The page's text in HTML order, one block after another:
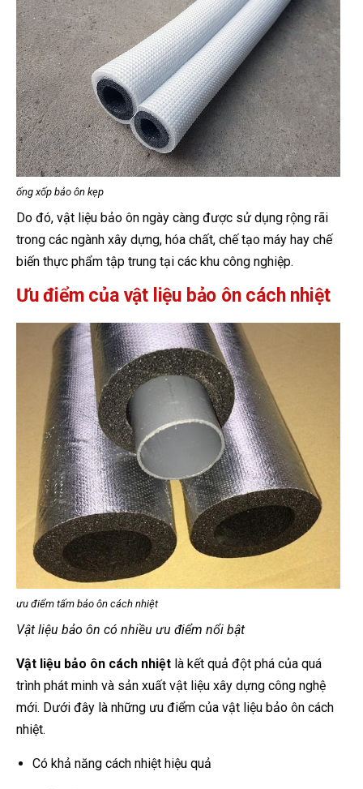
ống xốp bảo ôn kẹp
Do đó, vật liệu bảo ôn ngày càng được sử dụng rộng rãi
trong các ngành xây dựng, hóa chất, chế tạo máy hay chế
biến thực phẩm tập trung tại các khu công nghiệp.
Ưu điểm của vật liệu bảo ôn cách nhiệt
ưu điểm tấm bảo ôn cách nhiệt
Vật liệu bảo ôn có nhiều ưu điểm nổi bật
Vật liệu bảo ôn cách nhiệt là kết quả đột phá của quá
trình phát minh và sản xuất vật liệu xây dựng công nghệ
mới. Dưới đây là những ưu điểm của vật liệu bảo ôn cách
nhiệt.
Có khả năng cách nhiệt hiệu quả